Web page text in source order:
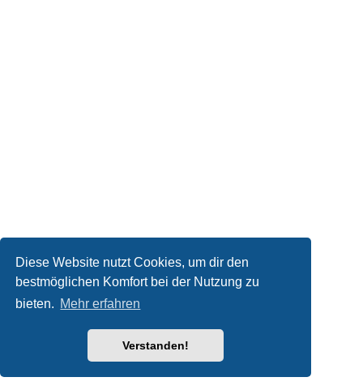
Diese Website nutzt Cookies, um dir den
bestmöglichen Komfort bei der Nutzung zu
bieten. Mehr erfahren
Verstanden!